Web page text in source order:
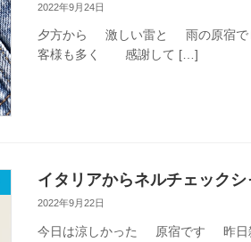
2022年9月24日
夕方から 激しい雷と 雨の原宿
客様も多く 感謝して […]
イタリアからネルチェックシ
2022年9月22日
今日は涼しかった 原宿です 昨日